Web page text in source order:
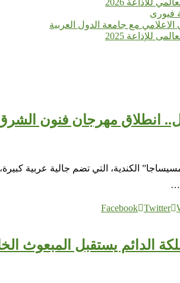
للأذاعة 2026
فيورى
الاعلامي مع جامعة الدول العربية
للإذاعة 2025
انطلاق مهرجان فنون
الكندية، التي تضم جالية عربية
Facebook Twitter
الدائم يستقبل المبعوث